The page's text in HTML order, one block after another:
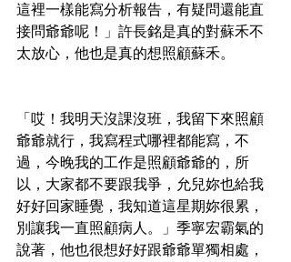
這裡一樣能寫分析報告，有疑問還能直
接問爺爺呢！」許長銘是真的對蘇禾不
太放心，他也是真的想照顧蘇禾。
「哎！我明天沒課沒班，我留下來照顧
爺爺就行，我寫程式哪裡都能寫，不
過，今晚我的工作是照顧爺爺的，所
以，大家都不要跟我爭，允兒妳也給我
好好回家睡覺，我知道這星期妳很累，
別讓我一直照顧病人。」季寧宏霸氣的
說著，他也很想好好跟爺爺單獨相處，